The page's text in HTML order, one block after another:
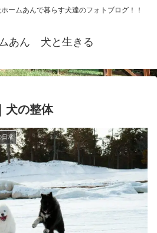
ームあんで暮らす犬達のフォトブログ！！
あん 犬と生きる
犬の整体
日常